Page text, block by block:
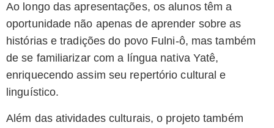
Ao longo das apresentações, os alunos têm a
oportunidade não apenas de aprender sobre as
histórias e tradições do povo Fulni-ô, mas também
de se familiarizar com a língua nativa Yatê,
enriquecendo assim seu repertório cultural e
linguístico.
Além das atividades culturais, o projeto também